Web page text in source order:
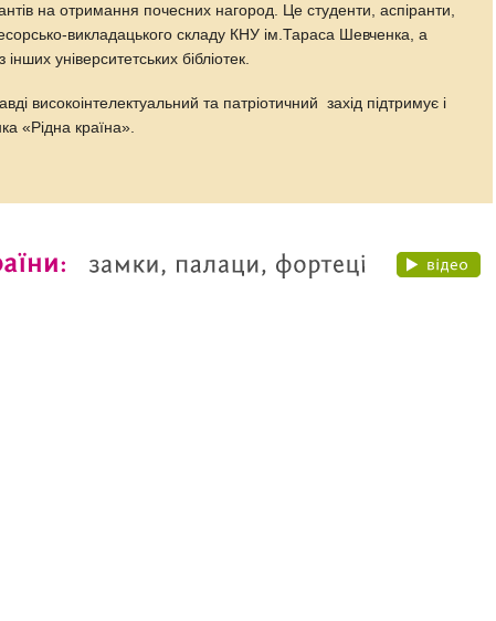
на отримання почесних нагород. Це студенти, аспіранти,
викладацького складу КНУ ім.Тараса Шевченка, а
університетських бібліотек.
високоінтелектуальний та патріотичний захід підтримує і
«Рідна країна».